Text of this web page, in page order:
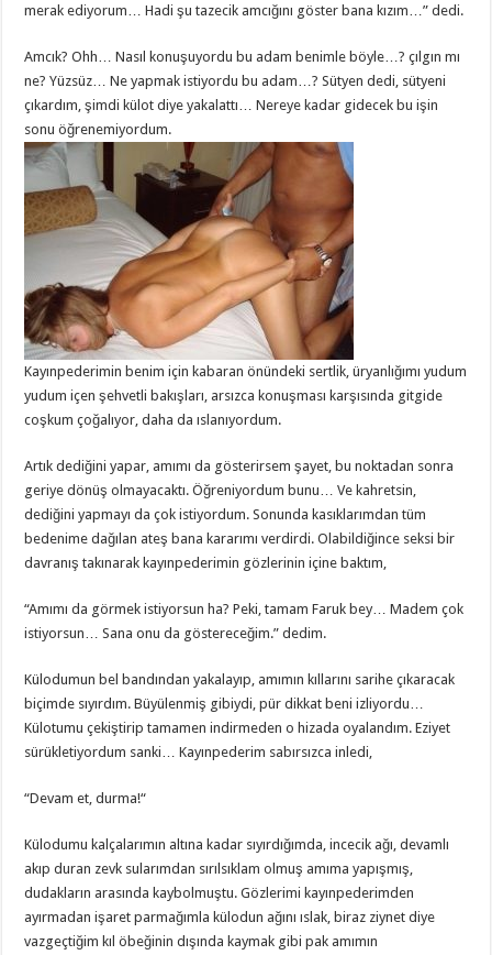
merak ediyorum… Hadi şu tazecik amcığını göster bana kızım…” dedi.
Amcık? Ohh… Nasıl konuşuyordu bu adam benimle böyle…? çılgın mı
ne? Yüzsüz… Ne yapmak istiyordu bu adam…? Sütyen dedi, sütyeni
çıkardım, şimdi külot diye yakalattı… Nereye kadar gidecek bu işin
sonu öğrenemiyordum.
Kayınpederimin benim için kabaran önündeki sertlik, üryanlığımı yudum
yudum içen şehvetli bakışları, arsızca konuşması karşısında gitgide
coşkum çoğalıyor, daha da ıslanıyordum.
Artık dediğini yapar, amımı da gösterirsem şayet, bu noktadan sonra
geriye dönüş olmayacaktı. Öğreniyordum bunu… Ve kahretsin,
dediğini yapmayı da çok istiyordum. Sonunda kasıklarımdan tüm
bedenime dağılan ateş bana kararımı verdirdi. Olabildiğince seksi bir
davranış takınarak kayınpederimin gözlerinin içine baktım,
“Amımı da görmek istiyorsun ha? Peki, tamam Faruk bey… Madem çok
istiyorsun… Sana onu da göstereceğim.” dedim.
Külodumun bel bandından yakalayıp, amımın kıllarını sarihe çıkaracak
biçimde sıyırdım. Büyülenmiş gibiydi, pür dikkat beni izliyordu…
Külotumu çekiştirip tamamen indirmeden o hizada oyalandım. Eziyet
sürükletiyordum sanki… Kayınpederim sabırsızca inledi,
“Devam et, durma!“
Külodumu kalçalarımın altına kadar sıyırdığımda, incecik ağı, devamlı
akıp duran zevk sularımdan sırılsıklam olmuş amıma yapışmış,
dudakların arasında kaybolmuştu. Gözlerimi kayınpederimden
ayırmadan işaret parmağımla külodun ağını ıslak, biraz ziynet diye
vazgeçtiğim kıl öbeğinin dışında kaymak gibi pak amımın